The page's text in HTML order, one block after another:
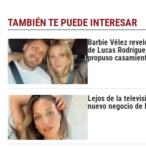
TAMBIÉN TE PUEDE INTERESAR
Barbie Vélez
de Lucas
propuso
Lejos de la
nuevo negocio de